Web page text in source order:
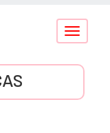
Conmutar